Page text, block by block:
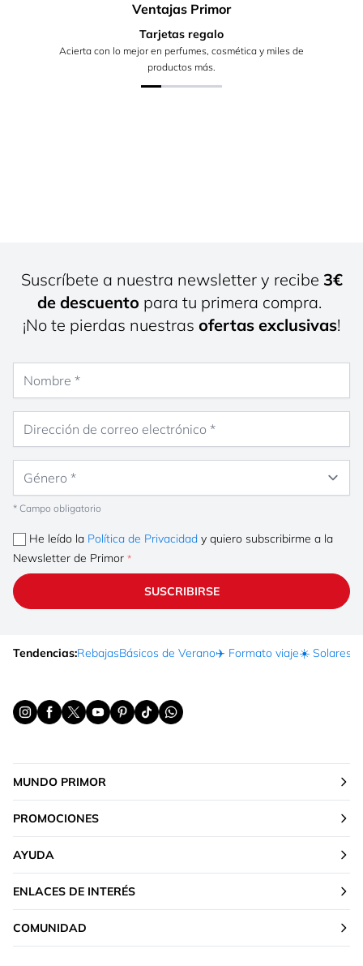
Ventajas Primor
Tarjetas regalo
Acierta con lo mejor en perfumes, cosmética y miles de
productos más.
Suscríbete a nuestra newsletter y recibe 3€
de descuento para tu primera compra.
¡No te pierdas nuestras ofertas exclusivas!
* Campo obligatorio
He leído la Política de Privacidad y quiero subscribirme a la
Newsletter de Primor
SUSCRIBIRSE
Tendencias:RebajasBásicos de Verano✈️ Formato viaje☀️ Solares
MUNDO PRIMOR
PROMOCIONES
AYUDA
ENLACES DE INTERÉS
COMUNIDAD